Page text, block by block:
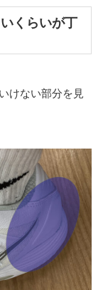
くらいが丁
けない部分を見